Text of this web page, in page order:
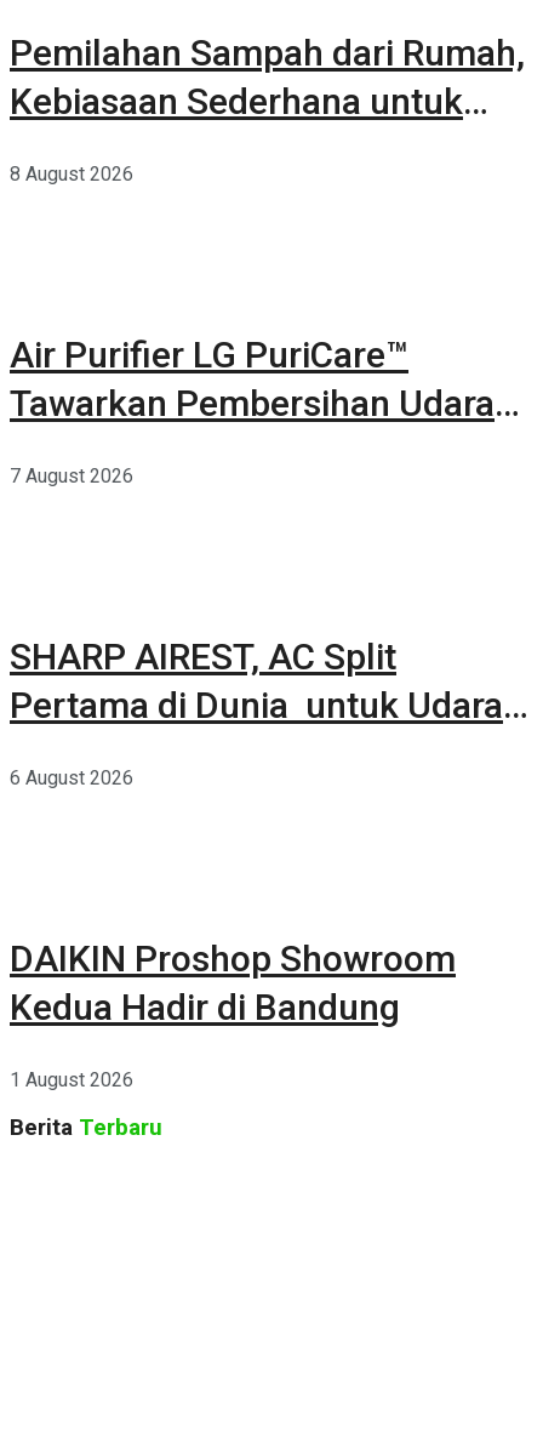
Pemilahan Sampah dari Rumah,
Kebiasaan Sederhana untuk
8 August 2026
Air Purifier LG PuriCare™
Tawarkan Pembersihan Udara
7 August 2026
SHARP AIREST, AC Split
Pertama di Dunia untuk Udara
6 August 2026
DAIKIN Proshop Showroom
Kedua Hadir di Bandung
1 August 2026
Berita Terbaru